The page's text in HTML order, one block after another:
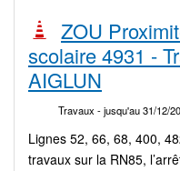
ZOU
scolaire 4931 -
AIGLUN
Travaux - jusqu'au 31/12/
Lignes 52, 66, 68, 400,
travaux sur la RN85,